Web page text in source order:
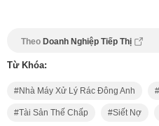
Theo Doanh Nghiệp Tiếp Thị
Từ Khóa:
Nhà Máy Xử Lý Rác Đông Anh
Tài Sản Thế Chấp Siết Nợ